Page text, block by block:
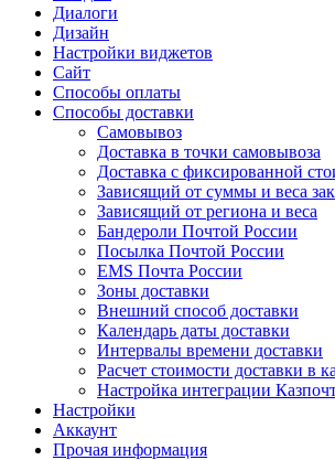
Диалоги
Дизайн
Настройки виджетов
Сайт
Способы оплаты
Способы доставки
Самовывоз
Доставка в точки самовывоза
Доставка с фиксированной
Зависящий от суммы и веса
Зависящий от региона и веса
Бандероли Почтой России
Посылка Почтой России
EMS Почта России
Зоны доставки
Внешний способ доставки
Календарь даты доставки
Интервалы времени доставки
Расчет стоимости доставки в
Настройка интеграции
Настройки
Аккаунт
Прочая информация